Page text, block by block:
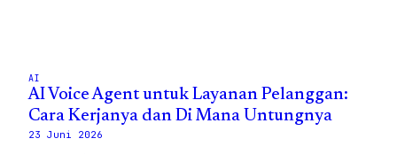
AI
AI Voice Agent untuk Layanan Pelanggan:
Cara Kerjanya dan Di Mana Untungnya
23 Juni 2026